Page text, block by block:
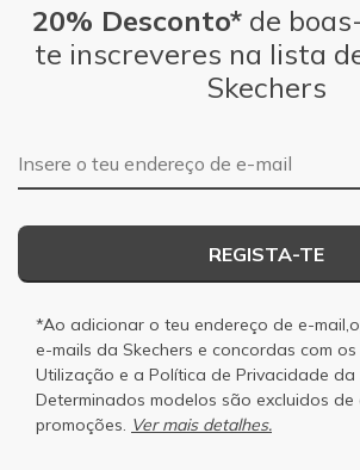
20% Desconto*de
te inscreveres na lista
Skechers
Endereço de e-mail
REGISTA-TE
*Ao adicionar o teu endereço de e-
e-mails da Skechers e concordas com os
Utilização e a Política de Privacidade da
Determinados modelos são excluidos de
promoções. Ver mais detalhes.